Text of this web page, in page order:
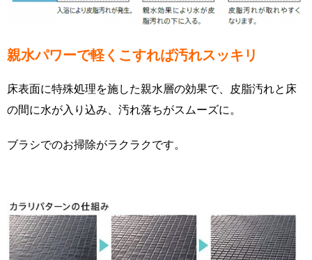
親水パワーで軽くこすれば汚れスッキリ
床表面に特殊処理を施した親水層の効果で、皮脂汚れと床
の間に水が入り込み、汚れ落ちがスムーズに。
ブラシでのお掃除がラクラクです。